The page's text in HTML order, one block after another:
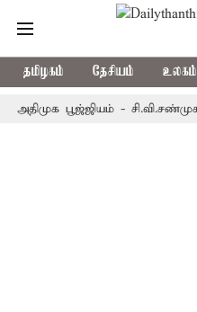
தமிழகம் தேசியம் உலகம்
பூஜ்ஜியம் - சி.வி.சண்முகம்